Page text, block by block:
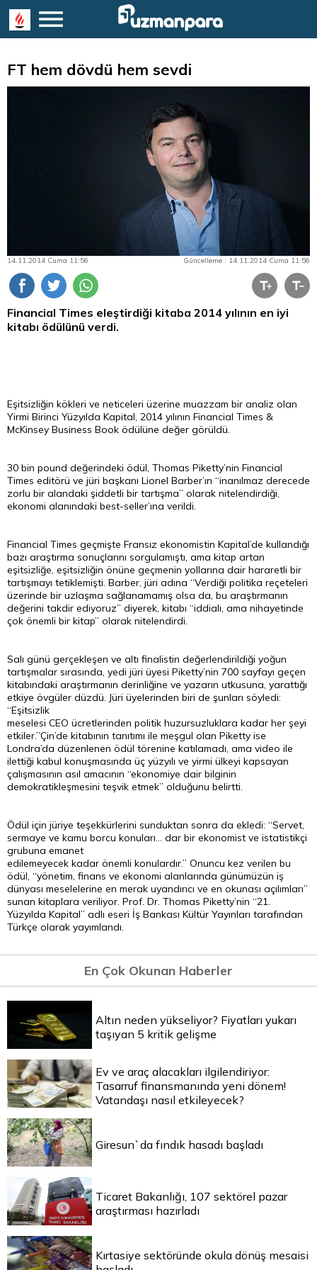
FT hem dövdü hem sevdi
14.11.2014 Cuma 11:56 Güncelleme : 14.11.2014 Cuma 11:56
Financial Times eleştirdiği kitaba 2014 yılının en iyi
kitabı ödülünü verdi.
Eşitsizliğin kökleri ve neticeleri üzerine muazzam bir analiz olan
Yirmi Birinci Yüzyılda Kapital, 2014 yılının Financial Times &
McKinsey Business Book ödülüne değer görüldü.
30 bin pound değerindeki ödül, Thomas Piketty’nin Financial
Times editörü ve jüri başkanı Lionel Barber’ın “inanılmaz derecede
zorlu bir alandaki şiddetli bir tartışma” olarak nitelendirdiği,
ekonomi alanındaki best-seller’ına verildi.
Financial Times geçmişte Fransız ekonomistin Kapital’de kullandığı
bazı araştırma sonuçlarını sorgulamıştı, ama kitap artan
eşitsizliğe, eşitsizliğin önüne geçmenin yollarına dair hararetli bir
tartışmayı tetiklemişti. Barber, jüri adına “Verdiği politika reçeteleri
üzerinde bir uzlaşma sağlanamamış olsa da, bu araştırmanın
değerini takdir ediyoruz” diyerek, kitabı “iddialı, ama nihayetinde
çok önemli bir kitap” olarak nitelendirdi.
Salı günü gerçekleşen ve altı finalistin değerlendirildiği yoğun
tartışmalar sırasında, yedi jüri üyesi Piketty’nin 700 sayfayı geçen
kitabındaki araştırmanın derinliğine ve yazarın utkusuna, yarattığı
etkiye övgüler düzdü. Jüri üyelerinden biri de şunları söyledi:
“Eşitsizlik
meselesi CEO ücretlerinden politik huzursuzluklara kadar her şeyi
etkiler.”Çin’de kitabının tanıtımı ile meşgul olan Piketty ise
Londra’da düzenlenen ödül törenine katılamadı, ama video ile
ilettiği kabul konuşmasında üç yüzyılı ve yirmi ülkeyi kapsayan
çalışmasının asıl amacının “ekonomiye dair bilginin
demokratikleşmesini teşvik etmek” olduğunu belirtti.
Ödül için jüriye teşekkürlerini sunduktan sonra da ekledi: “Servet,
sermaye ve kamu borcu konuları… dar bir ekonomist ve istatistikçi
grubuna emanet
edilemeyecek kadar önemli konulardır.” Onuncu kez verilen bu
ödül, “yönetim, finans ve ekonomi alanlarında günümüzün iş
dünyası meselelerine en merak uyandırıcı ve en okunası açılımları”
sunan kitaplara veriliyor. Prof. Dr. Thomas Piketty’nin “21.
Yüzyılda Kapital” adlı eseri İş Bankası Kültür Yayınları tarafından
Türkçe olarak yayımlandı.
En Çok Okunan Haberler
Altın neden yükseliyor? Fiyatları yukarı
taşıyan 5 kritik gelişme
Ev ve araç alacakları ilgilendiriyor:
Tasarruf finansmanında yeni dönem!
Vatandaşı nasıl etkileyecek?
Giresun`da fındık hasadı başladı
Ticaret Bakanlığı, 107 sektörel pazar
araştırması hazırladı
Kırtasiye sektöründe okula dönüş mesaisi